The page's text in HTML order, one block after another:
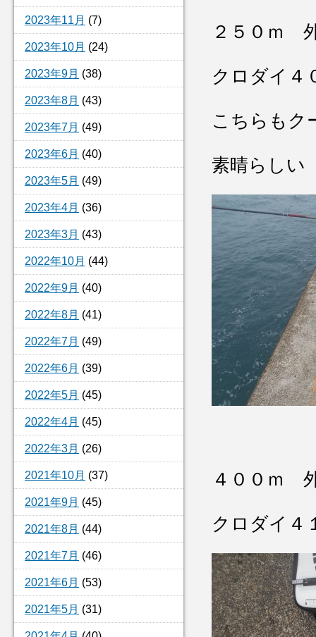
2023年11月 (7)
2023年10月 (24)
2023年9月 (38)
2023年8月 (43)
2023年7月 (49)
2023年6月 (40)
2023年5月 (49)
2023年4月 (36)
2023年3月 (43)
2022年10月 (44)
2022年9月 (40)
2022年8月 (41)
2022年7月 (49)
2022年6月 (39)
2022年5月 (45)
2022年4月 (45)
2022年3月 (26)
2021年10月 (37)
2021年9月 (45)
2021年8月 (44)
2021年7月 (46)
2021年6月 (53)
2021年5月 (31)
２５０ｍ
クロダイ４
こちらもク
素晴らしい
４００ｍ
クロダイ４